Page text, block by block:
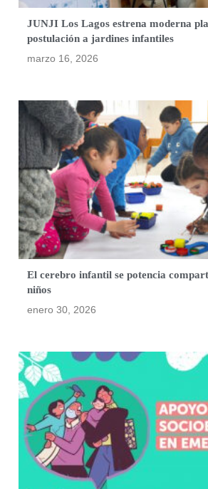
JUNJI Los Lagos estrena moderna
postulación a jardines infantiles
marzo 16, 2026
El cerebro infantil se potencia
niños
enero 30, 2026